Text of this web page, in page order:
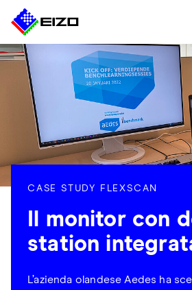
CASE STUDY FLEXSCAN
Il monitor con
station
L’azienda olandese Aedes ha